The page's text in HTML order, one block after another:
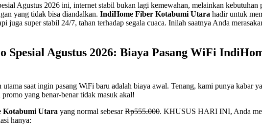
Agustus 2026 ini, internet stabil bukan lagi kemewahan, melainkan
yang tidak bisa diandalkan. IndiHome Fiber Kotabumi Utara hadir untuk
juga super stabil 24/7, tahan terhadap segala cuaca. Inilah saatnya Anda
Agustus 2026: Biaya Pasang WiFi
utama saat ingin pasang WiFi baru adalah biaya awal. Tenang, kami punya
yang benar-benar tidak masuk akal!
Kotabumi Utara yang normal sebesarRp555.000. KHUSUS HARI INI, Anda
hanya: